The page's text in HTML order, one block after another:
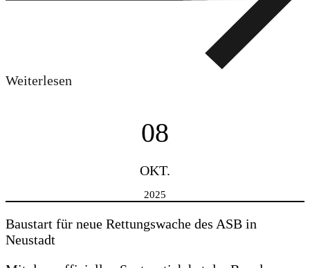
Weiterlesen
08
OKT.
2025
Baustart für neue Rettungswache des ASB in
Neustadt